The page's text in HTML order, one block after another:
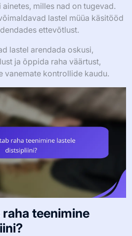
milles nad on tugevad.
lastel müüa käsitööd
ettevõtlust.
lastel arendada oskusi,
ja õppida raha väärtust,
vanemate kontrollide kaudu.
teenimine